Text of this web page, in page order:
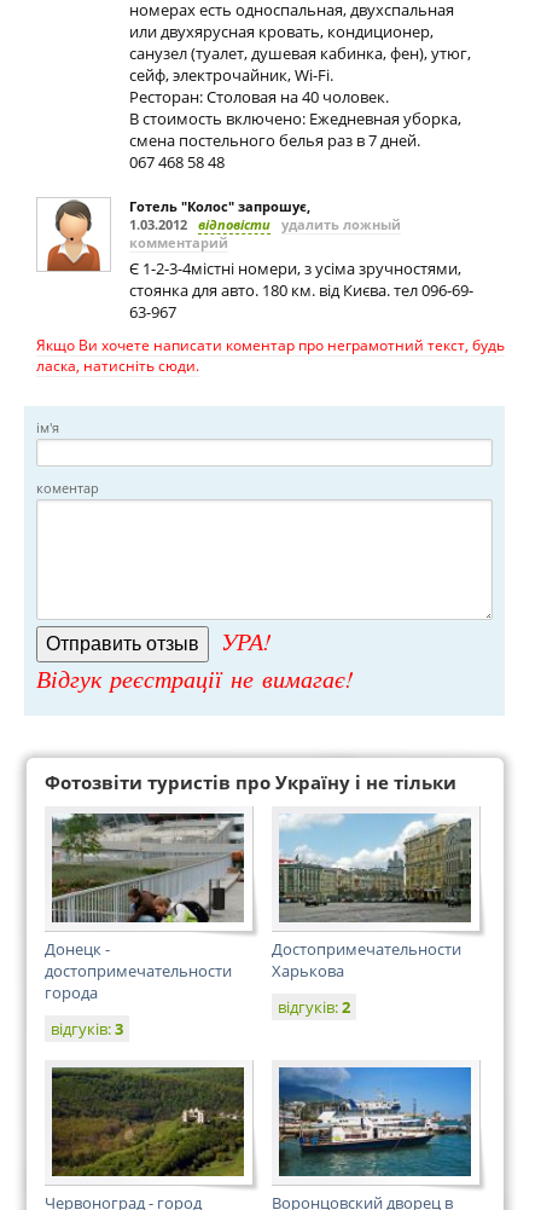
номерах есть односпальная, двухспальная
или двухярусная кровать, кондиционер,
санузел (туалет, душевая кабинка, фен), утюг,
сейф, электрочайник, Wi-Fi.
Ресторан: Столовая на 40 чоловек.
В стоимость включено: Ежедневная уборка,
смена постельного белья раз в 7 дней.
067 468 58 48
Готель "Колос" запрошує,
1.03.2012 відповісти удалить ложный
комментарий
Є 1-2-3-4містні номери, з усіма зручностями,
стоянка для авто. 180 км. від Києва. тел 096-69-
63-967
Якщо Ви хочете написати коментар про неграмотний текст, будь
ласка, натисніть сюди.
ім'я
коментар
УРА!
Відгук реєстрації не вимагає!
Фотозвіти туристів про Україну і не тільки
Донецк -
достопримечательности
города
відгуків:3
Достопримечательности
Харькова
відгуків:2
Червоноград - город Воронцовский дворец в